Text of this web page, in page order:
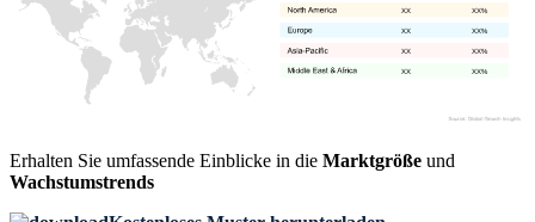
XX%
XX
XX%
XX
XX%
XX
XX%
XX
Erhalten Sie umfassende Einblicke in die Marktgröße und
Wachstumstrends